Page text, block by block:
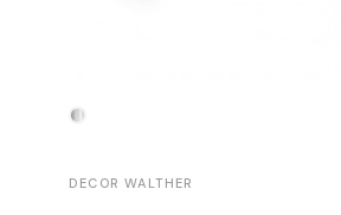
DECOR WALTHER